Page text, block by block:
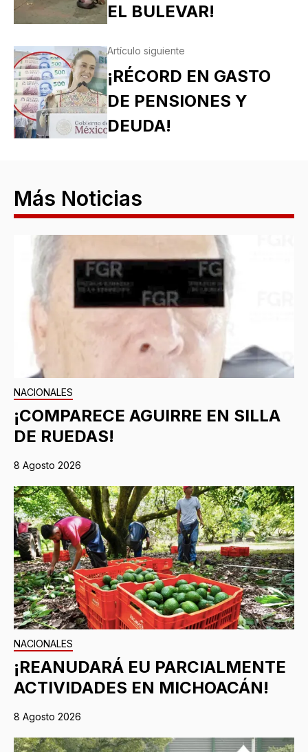
EL BULEVAR!
Artículo siguiente
¡RÉCORD EN GASTO
DE PENSIONES Y
DEUDA!
Más Noticias
NACIONALES
¡COMPARECE AGUIRRE EN SILLA
DE RUEDAS!
8 Agosto 2026
NACIONALES
¡REANUDARÁ EU PARCIALMENTE
ACTIVIDADES EN MICHOACÁN!
8 Agosto 2026